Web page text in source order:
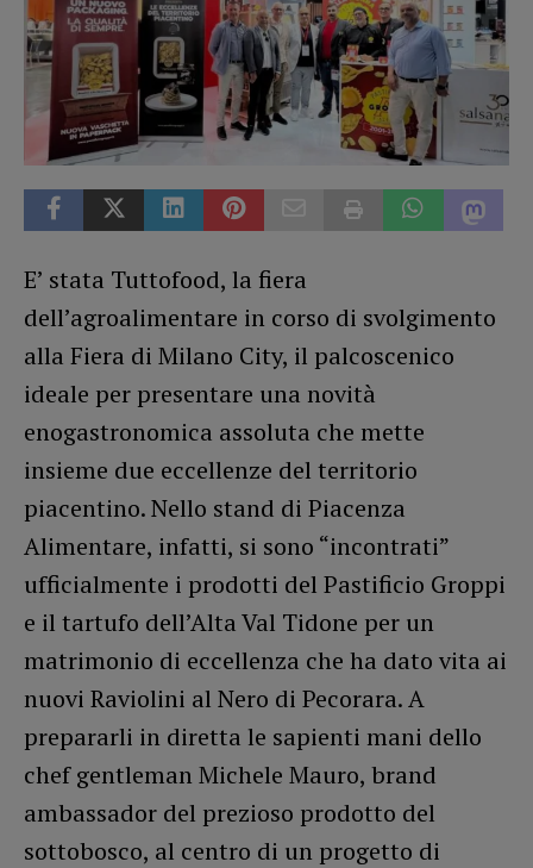
E’ stata Tuttofood, la fiera
dell’agroalimentare in corso di svolgimento
alla Fiera di Milano City, il palcoscenico
ideale per presentare una novità
enogastronomica assoluta che mette
insieme due eccellenze del territorio
piacentino. Nello stand di Piacenza
Alimentare, infatti, si sono “incontrati”
ufficialmente i prodotti del Pastificio Groppi
e il tartufo dell’Alta Val Tidone per un
matrimonio di eccellenza che ha dato vita ai
nuovi Raviolini al Nero di Pecorara. A
prepararli in diretta le sapienti mani dello
chef gentleman Michele Mauro, brand
ambassador del prezioso prodotto del
sottobosco, al centro di un progetto di